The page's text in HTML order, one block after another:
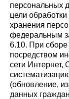
персональных
цели
хранения
федеральным
6.10. При
посредством
сети Интернет,
(обновление,
данных